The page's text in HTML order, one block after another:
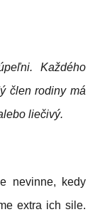
Každého
člen rodiny má
liečivý.
nevinne, kedy
extra ich sile.